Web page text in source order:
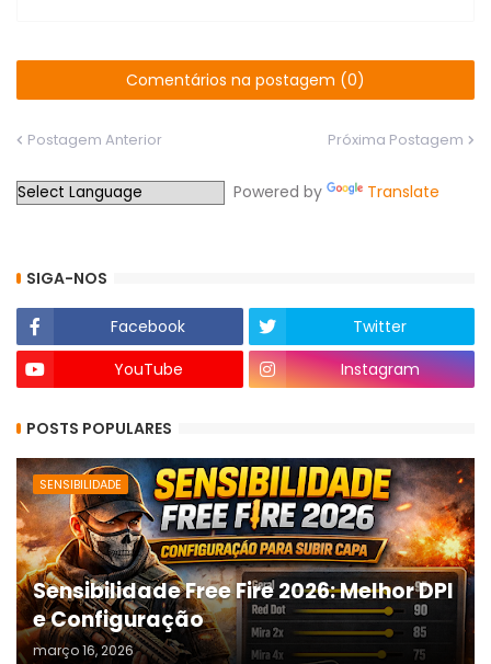
Comentários na postagem (0)
Postagem Anterior Próxima Postagem
Powered by Translate
SIGA-NOS
Facebook
Twitter
YouTube
Instagram
POSTS POPULARES
SENSIBILIDADE
Sensibilidade Free Fire 2026: Melhor DPI
e Configuração
março 16, 2026